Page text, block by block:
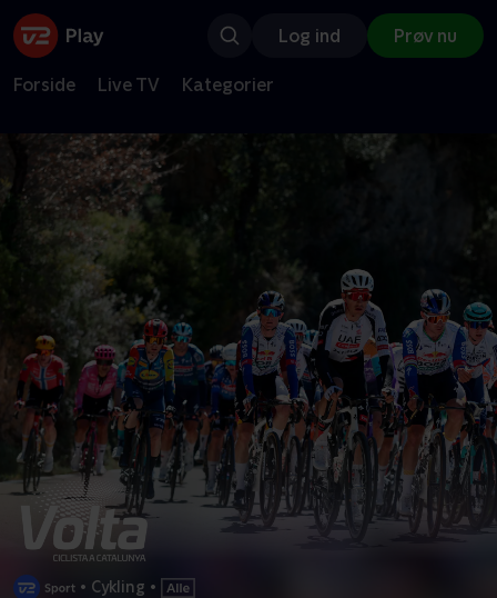
Log ind Prøv nu
Forside Live TV Kategorier
• Cykling •